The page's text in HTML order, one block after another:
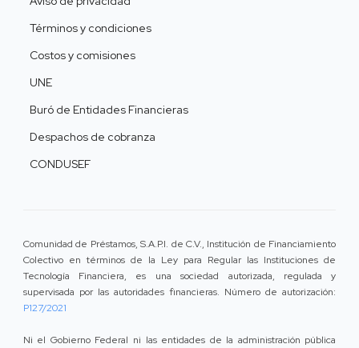
Términos y condiciones
Costos y comisiones
UNE
Buró de Entidades Financieras
Despachos de cobranza
CONDUSEF
Comunidad de Préstamos, S.A.P.I. de C.V., Institución de Financiamiento
Colectivo en términos de la Ley para Regular las Instituciones de
Tecnología Financiera, es una sociedad autorizada, regulada y
supervisada por las autoridades financieras. Número de autorización:
P127/2021
Ni el Gobierno Federal ni las entidades de la administración pública